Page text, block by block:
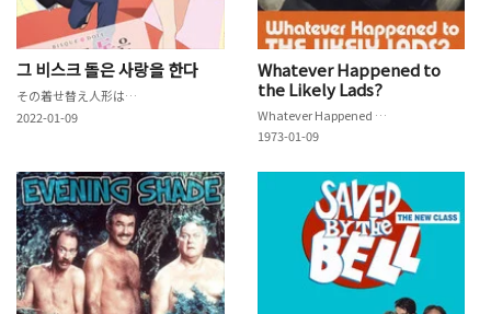
그 비스크 돌은 사랑을 한다
その着せ替え人形は恋をする
2022-01-09
Whatever Happened to
the Likely Lads?
Whatever Happened to the Likely Lads?
1973-01-09